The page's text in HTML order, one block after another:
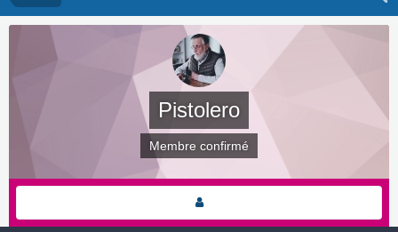
Pistolero
Membre confirmé